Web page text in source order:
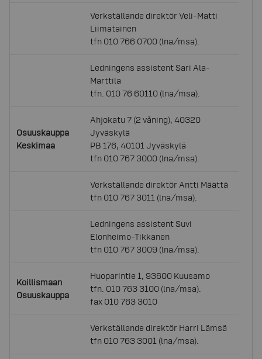
Verkställande direktör Veli-Matti
Liimatainen
tfn 010 766 0700 (lna/msa).
Ledningens assistent Sari Ala-
Marttila
tfn. 010 76 60110 (lna/msa).
Osuuskauppa
Keskimaa
Ahjokatu 7 (2 våning), 40320
Jyväskylä
PB 176, 40101 Jyväskylä
tfn 010 767 3000 (lna/msa).
Verkställande direktör Antti Määttä
tfn 010 767 3011 (lna/msa).
Ledningens assistent Suvi
Elonheimo-Tikkanen
tfn 010 767 3009 (lna/msa).
Koillismaan
Osuuskauppa
Huoparintie 1, 93600 Kuusamo
tfn. 010 763 3100 (lna/msa).
fax 010 763 3010
Verkställande direktör Harri Lämsä
tfn 010 763 3001 (lna/msa).